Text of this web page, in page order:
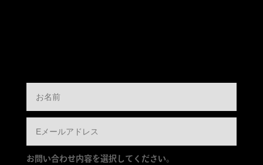
お問い合わせ内容を選択してください。